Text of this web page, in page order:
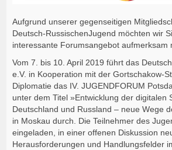
Aufgrund unserer gegenseitigen
Deutsch-RussischenJugend möchten wir
interessante Forumsangebot aufmerksam
Vom 7. bis 10. April 2019 führt das
e.V. in Kooperation mit der Gortschakow-
Diplomatie das IV. JUGENDFORUM
unter dem Titel »Entwicklung der digitalen
Deutschland und Russland – neue Wege
in Moskau durch. Die Teilnehmer des
eingeladen, in einer offenen Diskussion
Herausforderungen und Handlungsfelder